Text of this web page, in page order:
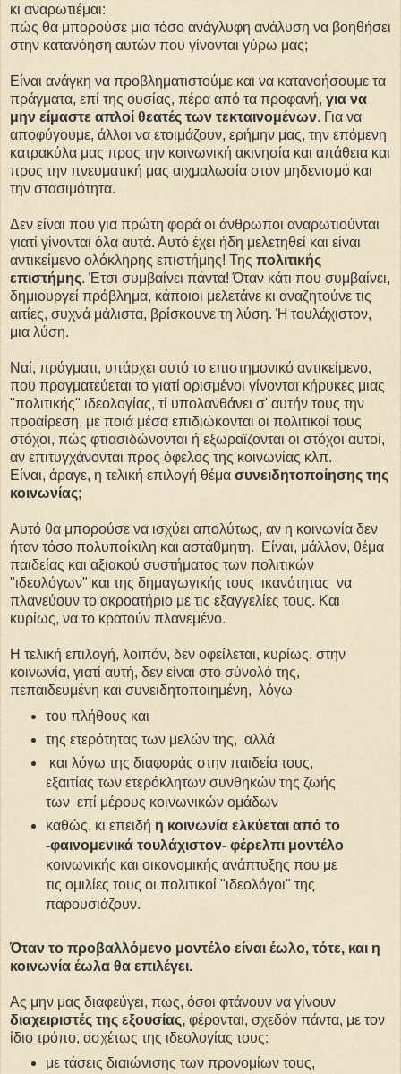
κι αναρωτιέμαι:
πώς θα μπορούσε μια τόσο ανάγλυφη ανάλυση να βοηθήσει
στην κατανόηση αυτών που γίνονται γύρω μας;
Είναι ανάγκη να προβληματιστούμε και να κατανοήσουμε τα
πράγματα, επί της ουσίας, πέρα από τα προφανή, για να
μην είμαστε απλοί θεατές των τεκταινομένων. Για να
αποφύγουμε, άλλοι να ετοιμάζουν, ερήμην μας, την επόμενη
κατρακύλα μας προς την κοινωνική ακινησία και απάθεια και
προς την πνευματική μας αιχμαλωσία στον μηδενισμό και
την στασιμότητα.
Δεν είναι που για πρώτη φορά οι άνθρωποι αναρωτιούνται
γιατί γίνονται όλα αυτά. Αυτό έχει ήδη μελετηθεί και είναι
αντικείμενο ολόκληρης επιστήμης! Της πολιτικής
επιστήμης. Έτσι συμβαίνει πάντα! Όταν κάτι που συμβαίνει,
δημιουργεί πρόβλημα, κάποιοι μελετάνε κι αναζητούνε τις
αιτίες, συχνά μάλιστα, βρίσκουνε τη λύση. Ή τουλάχιστον,
μια λύση.
Ναί, πράγματι, υπάρχει αυτό το επιστημονικό αντικείμενο,
που πραγματεύεται το γιατί ορισμένοι γίνονται κήρυκες μιας
"πολιτικής" ιδεολογίας, τί υπολανθάνει σ' αυτήν τους την
προαίρεση, με ποιά μέσα επιδιώκονται οι πολιτικοί τους
στόχοι, πώς φτιασιδώνονται ή εξωραϊζονται οι στόχοι αυτοί,
αν επιτυγχάνονται προς όφελος της κοινωνίας κλπ.
Είναι, άραγε, η τελική επιλογή θέμα συνειδητοποίησης της
κοινωνίας;
Αυτό θα μπορούσε να ισχύει απολύτως, αν η κοινωνία δεν
ήταν τόσο πολυποίκιλη και αστάθμητη. Είναι, μάλλον, θέμα
παιδείας και αξιακού συστήματος των πολιτικών
"ιδεολόγων" και της δημαγωγικής τους ικανότητας να
πλανεύουν το ακροατήριο με τις εξαγγελίες τους. Και
κυρίως, να το κρατούν πλανεμένο.
Η τελική επιλογή, λοιπόν, δεν οφείλεται, κυρίως, στην
κοινωνία, γιατί αυτή, δεν είναι στο σύνολό της,
πεπαιδευμένη και συνειδητοποιημένη, λόγω
του πλήθους και
της ετερότητας των μελών της, αλλά
και λόγω της διαφοράς στην παιδεία τους,
εξαιτίας των ετερόκλητων συνθηκών της ζωής
των επί μέρους κοινωνικών ομάδων
καθώς, κι επειδή η κοινωνία ελκύεται από το
-φαινομενικά τουλάχιστον- φέρελπι μοντέλο
κοινωνικής και οικονομικής ανάπτυξης που με
τις ομιλίες τους οι πολιτικοί "ιδεολόγοι" της
παρουσιάζουν.
Όταν το προβαλλόμενο μοντέλο είναι έωλο, τότε, και η
κοινωνία έωλα θα επιλέγει.
Ας μην μας διαφεύγει, πως, όσοι φτάνουν να γίνουν
διαχειριστές της εξουσίας, φέρονται, σχεδόν πάντα, με τον
ίδιο τρόπο, ασχέτως της ιδεολογίας τους:
με τάσεις διαιώνισης των προνομίων τους,